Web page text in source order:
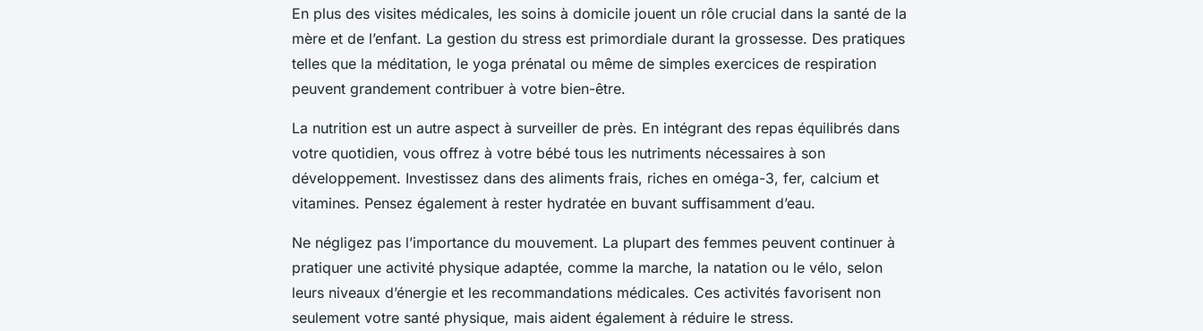
En plus des visites médicales, les soins à domicile jouent un rôle crucial dans la santé de la
mère et de l’enfant. La gestion du stress est primordiale durant la grossesse. Des pratiques
telles que la méditation, le yoga prénatal ou même de simples exercices de respiration
peuvent grandement contribuer à votre bien-être.
La nutrition est un autre aspect à surveiller de près. En intégrant des repas équilibrés dans
votre quotidien, vous offrez à votre bébé tous les nutriments nécessaires à son
développement. Investissez dans des aliments frais, riches en oméga-3, fer, calcium et
vitamines. Pensez également à rester hydratée en buvant suffisamment d’eau.
Ne négligez pas l’importance du mouvement. La plupart des femmes peuvent continuer à
pratiquer une activité physique adaptée, comme la marche, la natation ou le vélo, selon
leurs niveaux d’énergie et les recommandations médicales. Ces activités favorisent non
seulement votre santé physique, mais aident également à réduire le stress.